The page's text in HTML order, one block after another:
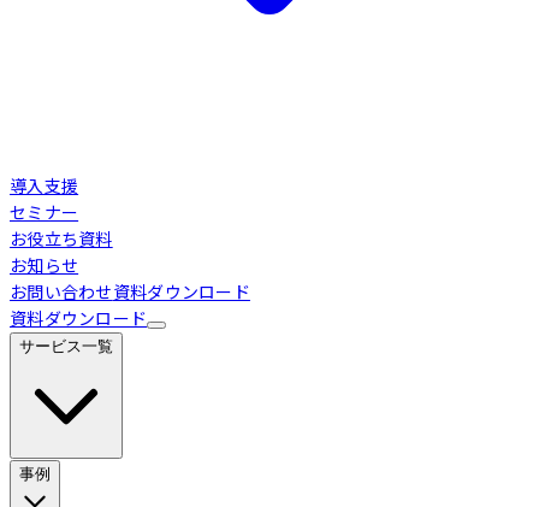
導入支援
セミナー
お役立ち資料
お知らせ
お問い合わせ資料ダウンロード
資料ダウンロード
サービス一覧
事例